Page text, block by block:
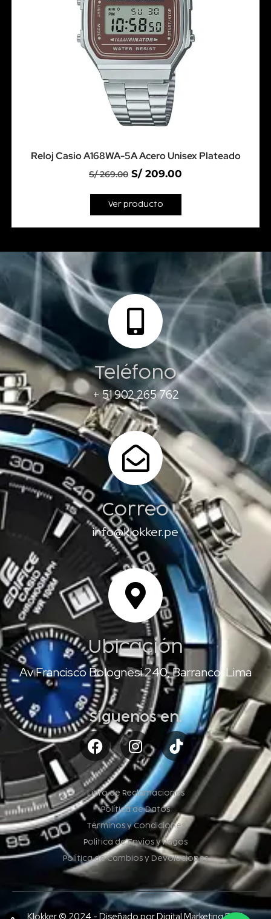
Reloj Casio A168WA-5A Acero Unisex Plateado
S/269.00 S/ 209.00
Ver producto
Teléfono
+ 51 902 265 762
Correo
info@klokker.pe
Ubicación
Av Francisco Bolognesi 240, Barranco, Lima
Síguenos en:
Libro de Reclamaciones
Política de Datos
Términos y Condiciones
Política de Envíos y Pagos
Política de Cambios y Devoluciones